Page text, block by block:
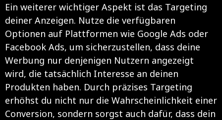
Ein weiterer wichtiger Aspekt ist das Targeting
deiner Anzeigen. Nutze die verfügbaren
Optionen auf Plattformen wie Google Ads oder
Facebook Ads, um sicherzustellen, dass deine
Werbung nur denjenigen Nutzern angezeigt
wird, die tatsächlich Interesse an deinen
Produkten haben. Durch präzises Targeting
erhöhst du nicht nur die Wahrscheinlichkeit einer
Conversion, sondern sorgst auch dafür, dass dein